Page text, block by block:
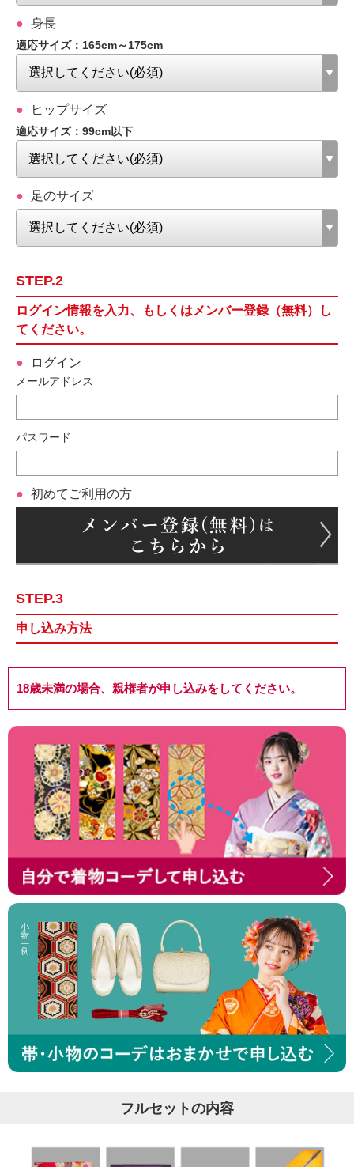
身長
適応サイズ：165cm～175cm
ヒップサイズ
適応サイズ：99cm以下
足のサイズ
STEP.2
ログイン情報を入力、もしくはメンバー登録（無料）し
てください。
ログイン
メールアドレス
パスワード
初めてご利用の方
STEP.3
申し込み方法
18歳未満の場合、親権者が申し込みをしてください。
フルセットの内容